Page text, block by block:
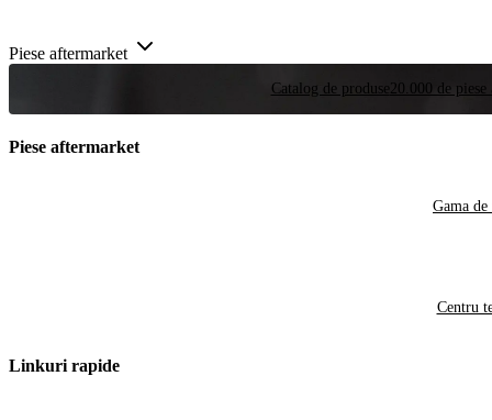
Piese aftermarket
Catalog de produse 20.000 de
Piese aftermarket
Gama de
Centru
Linkuri rapide